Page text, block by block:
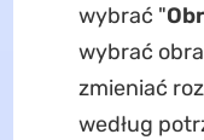
wybrać "
wybrać
zmieniać
według